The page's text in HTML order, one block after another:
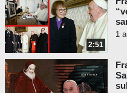
promosso
sulla base del
Vaticano 2.
Per decenni dopo
Vaticano ha
buddisti e
2:51
1